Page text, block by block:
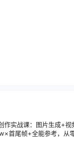
作实战课：图片生成+
首尾帧+全能参考，从